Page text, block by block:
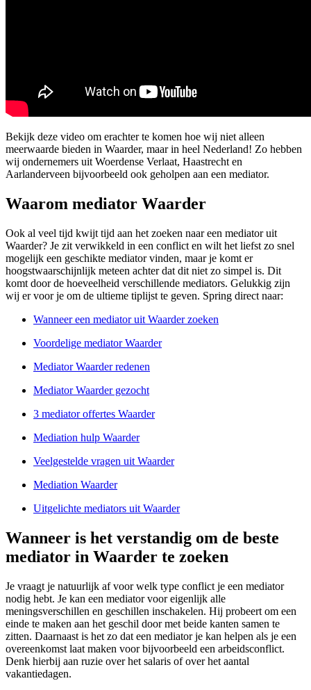
Bekijk deze video om erachter te komen hoe wij niet alleen
meerwaarde bieden in Waarder, maar in heel Nederland! Zo hebben
wij ondernemers uit Woerdense Verlaat, Haastrecht en
Aarlanderveen bijvoorbeeld ook geholpen aan een mediator.
Waarom mediator Waarder
Ook al veel tijd kwijt tijd aan het zoeken naar een mediator uit
Waarder? Je zit verwikkeld in een conflict en wilt het liefst zo snel
mogelijk een geschikte mediator vinden, maar je komt er
hoogstwaarschijnlijk meteen achter dat dit niet zo simpel is. Dit
komt door de hoeveelheid verschillende mediators. Gelukkig zijn
wij er voor je om de ultieme tiplijst te geven. Spring direct naar:
Wanneer een mediator uit Waarder zoeken
Voordelige mediator Waarder
Mediator Waarder redenen
Mediator Waarder gezocht
3 mediator offertes Waarder
Mediation hulp Waarder
Veelgestelde vragen uit Waarder
Mediation Waarder
Uitgelichte mediators uit Waarder
Wanneer is het verstandig om de beste
mediator in Waarder te zoeken
Je vraagt je natuurlijk af voor welk type conflict je een mediator
nodig hebt. Je kan een mediator voor eigenlijk alle
meningsverschillen en geschillen inschakelen. Hij probeert om een
einde te maken aan het geschil door met beide kanten samen te
zitten. Daarnaast is het zo dat een mediator je kan helpen als je een
overeenkomst laat maken voor bijvoorbeeld een arbeidsconflict.
Denk hierbij aan ruzie over het salaris of over het aantal
vakantiedagen.